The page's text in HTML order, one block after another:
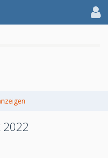
2022